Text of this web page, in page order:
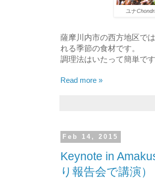
ユナ
薩摩川内市の西方地区で
れる季節の食材です。
調理法はいたって簡単です
Read more »
Feb 14, 2015
Keynote in
り報告会で講演）